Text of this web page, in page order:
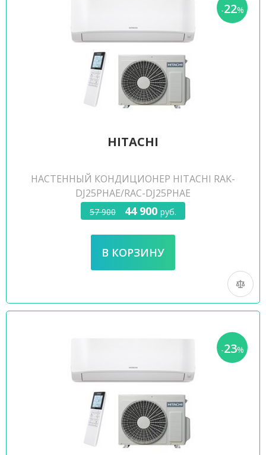
-22%
HITACHI
НАСТЕННЫЙ КОНДИЦИОНЕР HITACHI RAK-
DJ25PHAE/RAC-DJ25PHAE
57 900 44 900 руб.
-23%